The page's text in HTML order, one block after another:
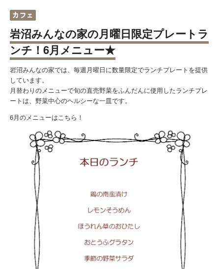
岩沼みんなの家の月曜日限定プレートラ
ンチ！6月メニュー★
岩沼みんなの家では、毎週月曜日に数量限定でランチプレートを提供
しています。
月替わりのメニューで旬の直売野菜をふんだんに使用したランチプレ
ートは、野菜中心のヘルシーな一皿です。
6月のメニューはこちら！